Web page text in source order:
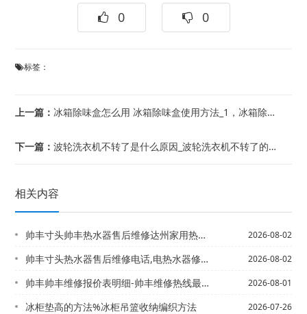
0 0
标签：
上一篇：冰箱除味盒怎么用 冰箱除味盒使用方法_1，冰箱除味剂放在哪里 冰箱除味剂位置
下一篇：波轮洗衣机不转了是什么原因_波轮洗衣机不转了的原因+波轮洗衣机不转了是什么原因_...
相关内容
帅丰寸头帅丰热水器售后维修达州家用热水器选购电话,志高热水器24小时服务热线电话... 2026-08-02
帅丰寸头热水器售后维修电话,电热水器修理电话-帅丰达州红日热水器售后电话,达州热... 2026-08-02
帅丰帅丰维修报价表明细-帅丰维修热线最新版本 2026-08-01
冰柜垫高的方法%冰柜吊篮收纳编织方法 2026-07-26